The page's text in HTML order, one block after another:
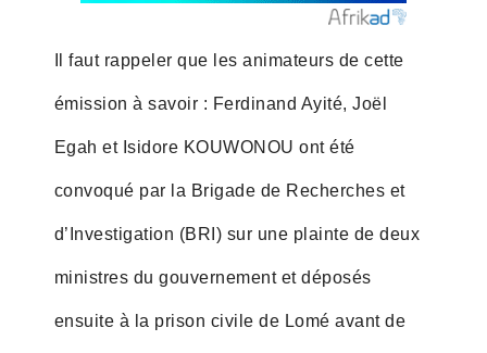
Il faut rappeler que les animateurs de cette
émission à savoir : Ferdinand Ayité, Joël
Egah et Isidore KOUWONOU ont été
convoqué par la Brigade de Recherches et
d’Investigation (BRI) sur une plainte de deux
ministres du gouvernement et déposés
ensuite à la prison civile de Lomé avant de